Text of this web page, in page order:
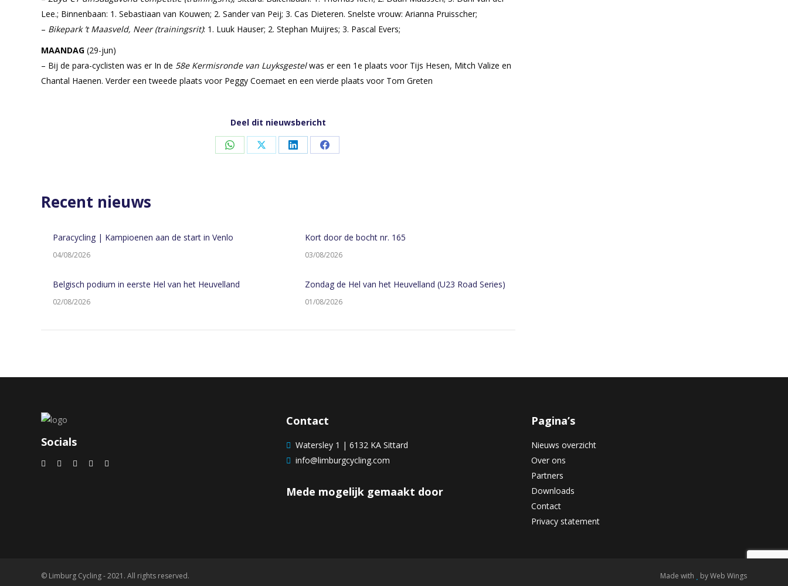
Lee.; Binnenbaan: 1. Sebastiaan van Kouwen; 2. Sander van Peij; 3. Cas Dieteren. Snelste vrouw: Arianna Pruisscher;
– Bikepark ’t Maasveld, Neer (trainingsrit): 1. Luuk Hauser; 2. Stephan Muijres; 3. Pascal Evers;
MAANDAG (29-jun)
– Bij de para-cyclisten was er In de 58e Kermisronde van Luyksgestelwas er een 1e plaats voor Tijs Hesen, Mitch Valize en
Chantal Haenen. Verder een tweede plaats voor Peggy Coemaet en een vierde plaats voor Tom Greten
Deel dit nieuwsbericht
Share Share Share Share
Recent nieuws
Paracycling | Kampioenen aan de start in Venlo
04/08/2026
Kort door de bocht nr. 165
03/08/2026
Belgisch podium in eerste Hel van het Heuvelland
02/08/2026
Zondag de Hel van het Heuvelland (U23 Road Series)
01/08/2026
Socials
Contact
Watersley 1 | 6132 KA Sittard
info@limburgcycling.com
Mede mogelijk gemaakt door
Pagina’s
Nieuws overzicht
Over ons
Partners
Downloads
Contact
Privacy statement
© Limburg Cycling - 2021. All rights reserved. Made with byWeb Wings